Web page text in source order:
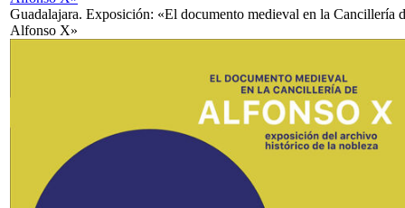
Guadalajara. Exposición: «El documento medieval en la Cancillería
Alfonso X»